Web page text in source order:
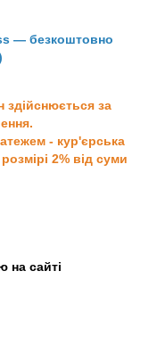
— безкоштовно
здійснюється за
- кур'єрська
2% від суми
на сайті